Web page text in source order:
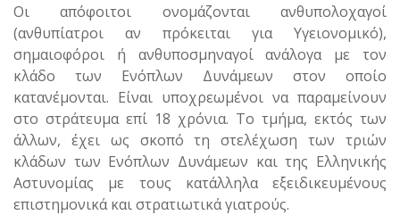
Οι απόφοιτοι ονομάζονται ανθυπολοχαγοί
(ανθυπίατροι αν πρόκειται για Υγειονομικό),
σημαιοφόροι ή ανθυποσμηναγοί ανάλογα με τον
κλάδο των Ενόπλων Δυνάμεων στον οποίο
κατανέμονται. Είναι υποχρεωμένοι να παραμείνουν
στο στράτευμα επί 18 χρόνια. Το τμήμα, εκτός των
άλλων, έχει ως σκοπό τη στελέχωση των τριών
κλάδων των Ενόπλων Δυνάμεων και της Ελληνικής
Αστυνομίας με τους κατάλληλα εξειδικευμένους
επιστημονικά και στρατιωτικά γιατρούς.